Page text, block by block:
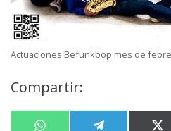
Actuaciones Befunkbop mes de
Compartir: